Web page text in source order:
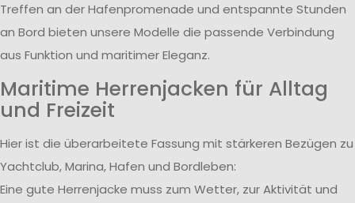
Treffen an der Hafenpromenade und entspannte Stunden
an Bord bieten unsere Modelle die passende Verbindung
aus Funktion und maritimer Eleganz.
Maritime Herrenjacken für Alltag
und Freizeit
Hier ist die überarbeitete Fassung mit stärkeren Bezügen zu
Yachtclub, Marina, Hafen und Bordleben:
Eine gute Herrenjacke muss zum Wetter, zur Aktivität und